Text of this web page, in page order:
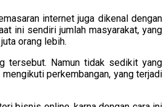
internet juga dikenal dengan
ini sendiri jumlah masyarakat, yang
orang lebih.
tersebut. Namun tidak sedikit yang
perkembangan, yang terjadi